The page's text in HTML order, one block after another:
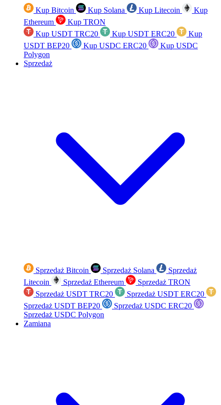
Kup Bitcoin Kup Solana Kup Litecoin
Kup
Ethereum
Kup TRON
Kup USDT TRC20
Kup USDT ERC20
Kup
USDT BEP20
Kup USDC ERC20
Kup USDC
Polygon
Sprzedaż
Sprzedaż Bitcoin Sprzedaż Solana
Sprzedaż
Litecoin
Sprzedaż Ethereum
Sprzedaż TRON
Sprzedaż USDT TRC20
Sprzedaż USDT ERC20
Sprzedaż USDT BEP20
Sprzedaż USDC ERC20
Sprzedaż USDC Polygon
Zamiana